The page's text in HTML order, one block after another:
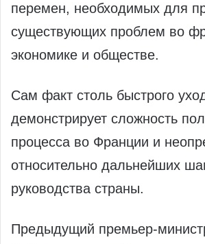
перемен, необходимых для
существующих проблем во
экономике и обществе.​‍
Сам факт столь быстрого
демонстрирует сложность
процесса во Франции и
относительно дальнейших
руководства страны.
Предыдущий премьер-